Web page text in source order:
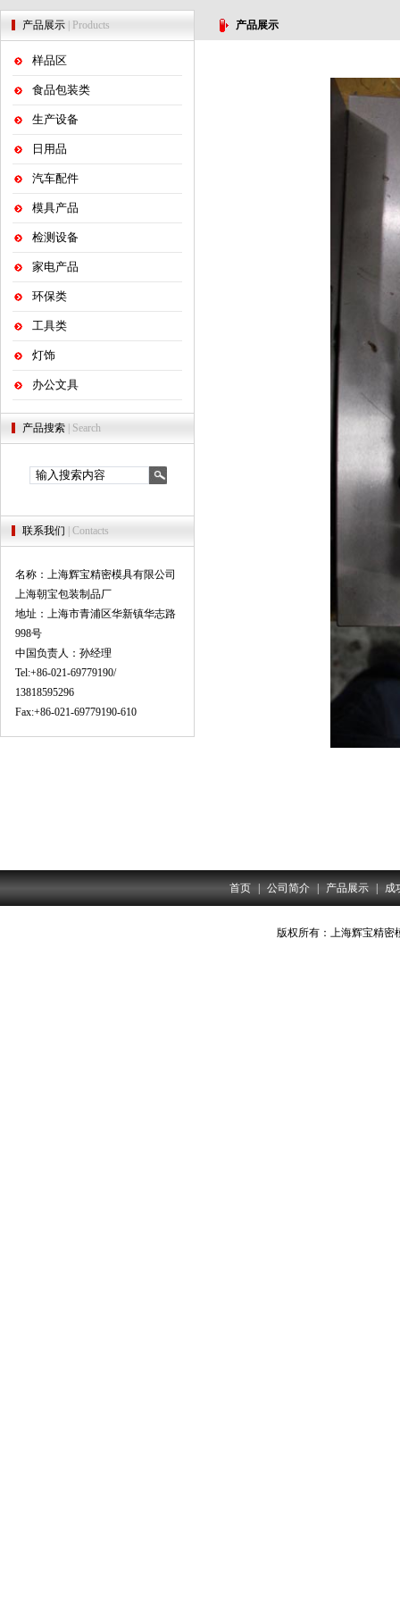
产品展示 | Products
样品区
食品包装类
生产设备
日用品
汽车配件
模具产品
检测设备
家电产品
环保类
工具类
灯饰
办公文具
产品搜索 | Search
联系我们 | Contacts
名称：上海辉宝精密模具有限公司
上海朝宝包装制品厂
地址：上海市青浦区华新镇华志路
998号
中国负责人：孙经理
Tel:+86-021-69779190/
13818595296
Fax:+86-021-69779190-610
产品展示
首页 公司简介 产品展示 成
版权所有：上海辉宝精密